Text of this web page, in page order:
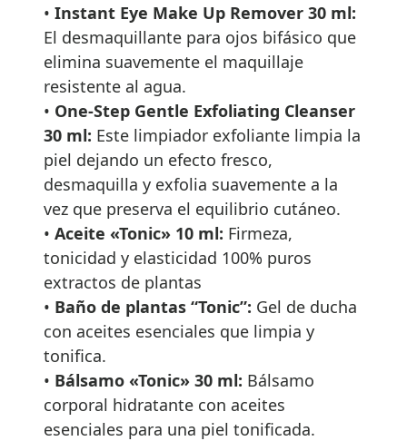
• Instant Eye Make Up Remover 30 ml:
El desmaquillante para ojos bifásico que
elimina suavemente el maquillaje
resistente al agua.
• One-Step Gentle Exfoliating Cleanser
30 ml: Este limpiador exfoliante limpia la
piel dejando un efecto fresco,
desmaquilla y exfolia suavemente a la
vez que preserva el equilibrio cutáneo.
• Aceite «Tonic» 10 ml: Firmeza,
tonicidad y elasticidad 100% puros
extractos de plantas
• Baño de plantas “Tonic”: Gel de ducha
con aceites esenciales que limpia y
tonifica.
• Bálsamo «Tonic» 30 ml: Bálsamo
corporal hidratante con aceites
esenciales para una piel tonificada.